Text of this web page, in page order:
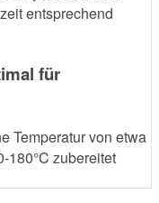
entsprechend
für
Temperatur von etwa
180°C zubereitet